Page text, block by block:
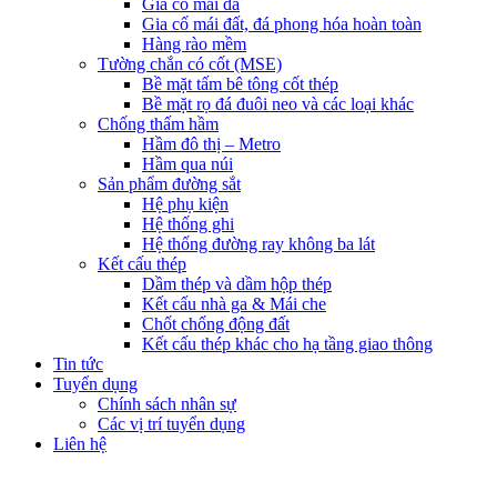
Gia cố mái đá
Gia cố mái đất, đá phong hóa hoàn toàn
Hàng rào mềm
Tường chắn có cốt (MSE)
Bề mặt tấm bê tông cốt thép
Bề mặt rọ đá đuôi neo và các loại khác
Chống thấm hầm
Hầm đô thị – Metro
Hầm qua núi
Sản phẩm đường sắt
Hệ phụ kiện
Hệ thống ghi
Hệ thống đường ray không ba lát
Kết cấu thép
Dầm thép và dầm hộp thép
Kết cấu nhà ga & Mái che
Chốt chống động đất
Kết cấu thép khác cho hạ tầng giao thông
Tin tức
Tuyển dụng
Chính sách nhân sự
Các vị trí tuyển dụng
Liên hệ